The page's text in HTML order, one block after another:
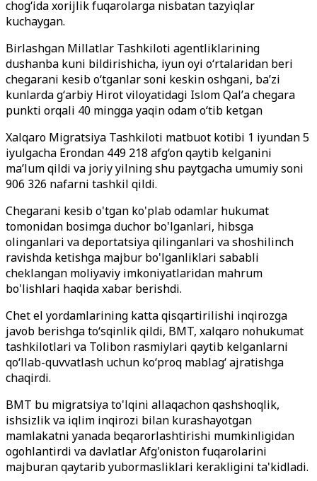
chog‘ida xorijlik fuqarolarga nisbatan tazyiqlar
kuchaygan.
Birlashgan Millatlar Tashkiloti agentliklarining
dushanba kuni bildirishicha, iyun oyi oʻrtalaridan beri
chegarani kesib oʻtganlar soni keskin oshgani, baʼzi
kunlarda gʻarbiy Hirot viloyatidagi Islom Qalʼa chegara
punkti orqali 40 mingga yaqin odam o‘tib ketgan
Xalqaro Migratsiya Tashkiloti matbuot kotibi 1 iyundan 5
iyulgacha Erondan 449 218 afg‘on qaytib kelganini
ma’lum qildi va joriy yilning shu paytgacha umumiy soni
906 326 nafarni tashkil qildi.
Chegarani kesib o'tgan ko'plab odamlar hukumat
tomonidan bosimga duchor bo'lganlari, hibsga
olinganlari va deportatsiya qilinganlari va shoshilinch
ravishda ketishga majbur bo'lganliklari sababli
cheklangan moliyaviy imkoniyatlaridan mahrum
bo'lishlari haqida xabar berishdi.
Chet el yordamlarining katta qisqartirilishi inqirozga
javob berishga to‘sqinlik qildi, BMT, xalqaro nohukumat
tashkilotlari va Tolibon rasmiylari qaytib kelganlarni
qo‘llab-quvvatlash uchun ko‘proq mablag‘ ajratishga
chaqirdi.
BMT bu migratsiya to'lqini allaqachon qashshoqlik,
ishsizlik va iqlim inqirozi bilan kurashayotgan
mamlakatni yanada beqarorlashtirishi mumkinligidan
ogohlantirdi va davlatlar Afg'oniston fuqarolarini
majburan qaytarib yubormasliklari kerakligini ta'kidladi.